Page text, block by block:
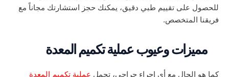
للحصول على تقييم طبي دقيق، يمكنك حجز استشارتك مجاناً مع
فريقنا المتخصص.
مميزات وعيوب عملية تكميم المعدة
كما هو الحال مع أي إجراء جراحي، تحمل عملية تكميم المعدة